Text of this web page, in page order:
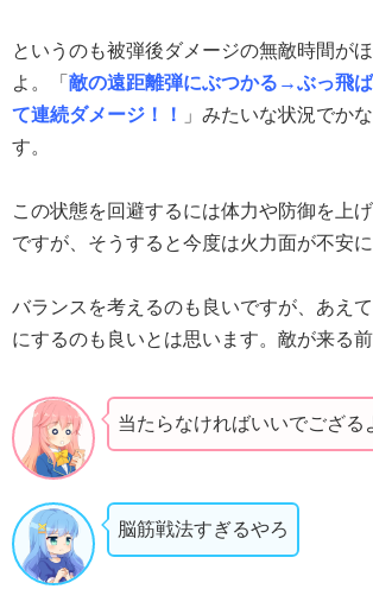
というのも被弾後ダメージの無敵時間が
よ。「 敵の遠距離弾にぶつかる→ぶっ飛
て連続ダメージ！！
」みたいな状況でか
す。
この状態を回避するには体力や防御を上
ですが、そうすると今度は火力面が不安に
バランスを考えるのも良いですが、あえ
にするのも良いとは思います。敵が来る
当たらなければいいでござる
脳筋戦法すぎるやろ